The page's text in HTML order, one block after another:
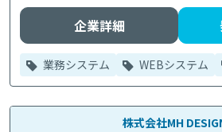
企業詳細
業務システム WEBシステム
株式会社MH